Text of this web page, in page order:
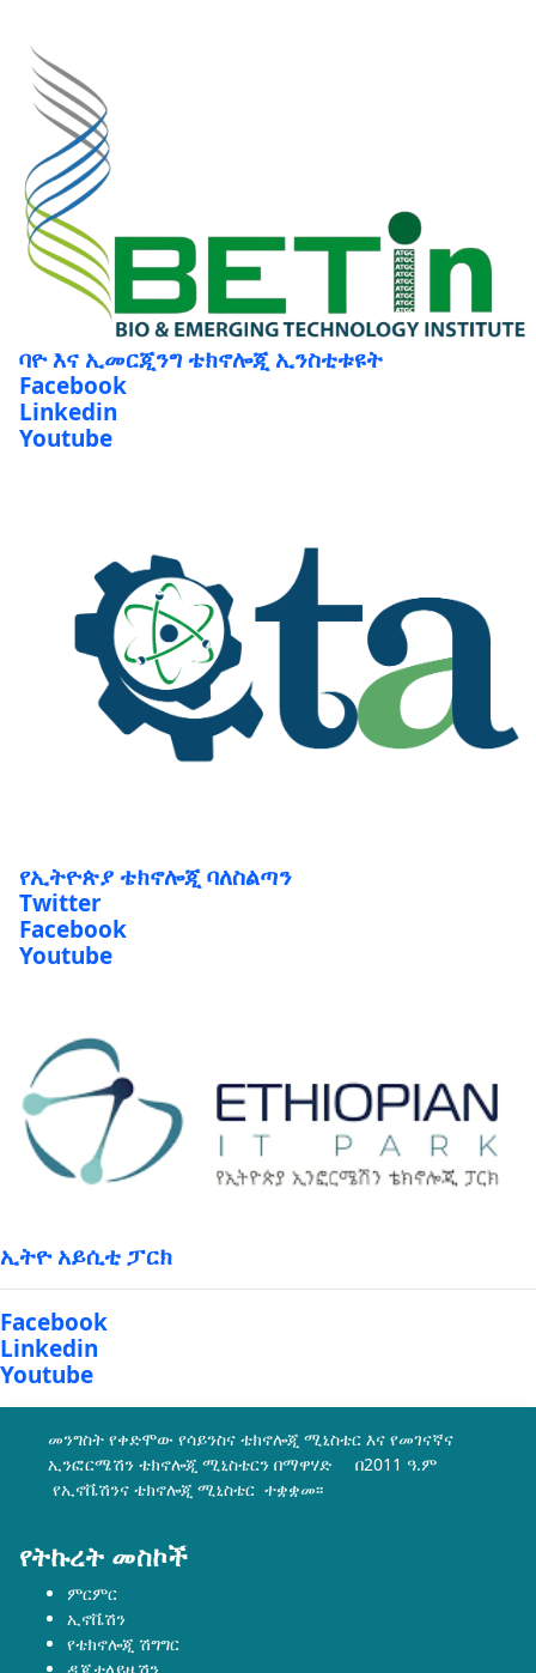
ባዮ እና ኢመርጂንግ ቴክኖሎጂ ኢንስቲቱዩት
Facebook
Linkedin
Youtube
የኢትዮጵያ ቴክኖሎጂ ባለስልጣን
Twitter
Facebook
Youtube
ኢትዮ አይሲቲ ፓርክ
Facebook
Linkedin
Youtube
መንግስት የቀድሞው የሳይንስና ቴክኖሎጂ ሚኒስቴር እና የመገናኛና
ኢንፎርሜሽን ቴክኖሎጂ ሚኒስቴርን በማዋሃድ በ2011 ዓ.ም
የኢኖቬሽንና ቴክኖሎጂ ሚኒስቴር ተቋቋመ፡፡
የትኩረት መስኮች
ምርምር
ኢኖቬሽን
የቴክኖሎጂ ሽግግር